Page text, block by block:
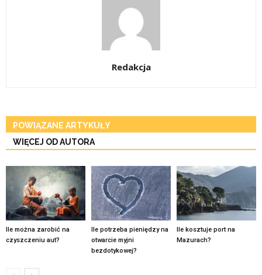
Redakcja
POWIĄZANE ARTYKUŁY
WIĘCEJ OD AUTORA
Ile można zarobić na
czyszczeniu aut?
Ile potrzeba pieniędzy na
otwarcie myjni
bezdotykowej?
Ile kosztuje port na
Mazurach?